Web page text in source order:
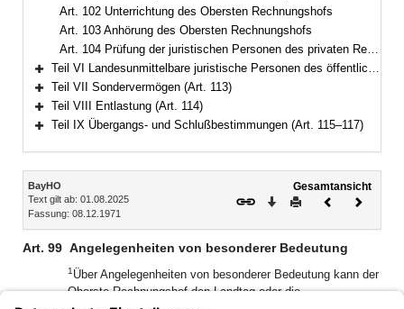
Art. 102 Unterrichtung des Obersten Rechnungshofs
Art. 103 Anhörung des Obersten Rechnungshofs
Art. 104 Prüfung der juristischen Personen des privaten Rechts
Bereich erweitern
Teil VI Landesunmittelbare juristische Personen des öffentlichen Rechts (Art. 105–112)
Bereich erweitern
Teil VII Sondervermögen (Art. 113)
Bereich erweitern
Teil VIII Entlastung (Art. 114)
Teil IX Übergangs- und Schlußbestimmungen (Art. 115–117)
Inhalt
BayHO
Text gilt ab: 01.08.2025
Fassung: 08.12.1971
Gesamtansicht
Download
DruckenVorheriges
Art. 99 Angelegenheiten von besonderer Bedeutung
1Über Angelegenheiten von besonderer Bedeutung kann der
Oberste Rechnungshof den Landtag oder die